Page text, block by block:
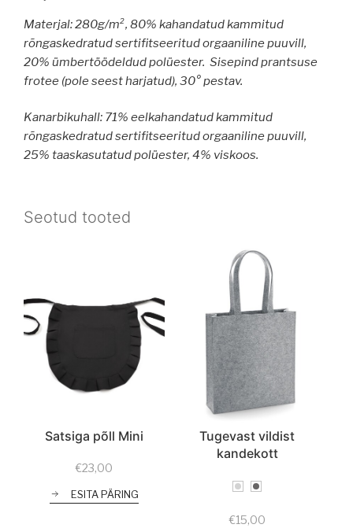
Materjal: 280g/m², 80% kahandatud kammitud
rõngaskedratud sertifitseeritud orgaaniline puuvill,
20% ümbertöödeldud polüester. Sisepind prantsuse
frotee (pole seest harjatud), 30° pestav.
Kanarbikuhall: 71% eelkahandatud kammitud
rõngaskedratud sertifitseeritud orgaaniline puuvill,
25% taaskasutatud polüester, 4% viskoos.
Seotud tooted
Satsiga põll Mini
€23,00
ESITA PÄRING
Tugevast vildist
kandekott
€15,00